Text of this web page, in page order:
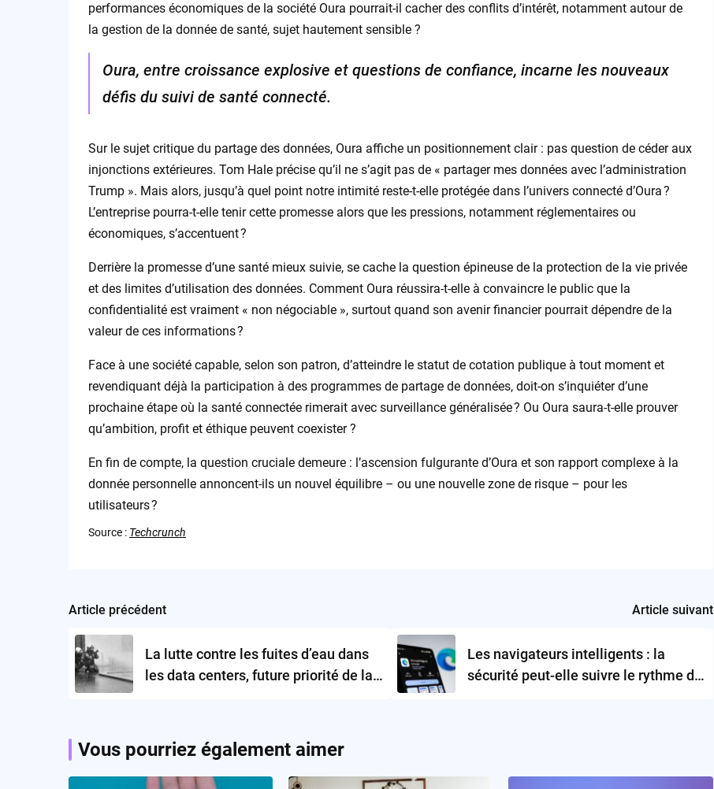
performances économiques de la société Oura pourrait-il cacher des conflits d’intérêt, notamment autour de
la gestion de la donnée de santé, sujet hautement sensible ?
Oura, entre croissance explosive et questions de confiance, incarne les nouveaux
défis du suivi de santé connecté.
Sur le sujet critique du partage des données, Oura affiche un positionnement clair : pas question de céder aux
injonctions extérieures. Tom Hale précise qu’il ne s’agit pas de « partager mes données avec l’administration
Trump ». Mais alors, jusqu’à quel point notre intimité reste-t-elle protégée dans l’univers connecté d’Oura ?
L’entreprise pourra-t-elle tenir cette promesse alors que les pressions, notamment réglementaires ou
économiques, s’accentuent ?
Derrière la promesse d’une santé mieux suivie, se cache la question épineuse de la protection de la vie privée
et des limites d’utilisation des données. Comment Oura réussira-t-elle à convaincre le public que la
confidentialité est vraiment « non négociable », surtout quand son avenir financier pourrait dépendre de la
valeur de ces informations ?
Face à une société capable, selon son patron, d’atteindre le statut de cotation publique à tout moment et
revendiquant déjà la participation à des programmes de partage de données, doit-on s’inquiéter d’une
prochaine étape où la santé connectée rimerait avec surveillance généralisée ? Ou Oura saura-t-elle prouver
qu’ambition, profit et éthique peuvent coexister ?
En fin de compte, la question cruciale demeure : l’ascension fulgurante d’Oura et son rapport complexe à la
donnée personnelle annoncent-ils un nouvel équilibre – ou une nouvelle zone de risque – pour les
utilisateurs ?
Source : Techcrunch
Post
navigation
Article précédent
La lutte contre les fuites d’eau dans
les data centers, future priorité de la
Article suivant
Les navigateurs intelligents : la
sécurité peut-elle suivre le rythme de
Vous pourriez également aimer